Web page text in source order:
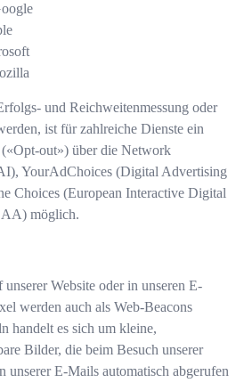
und Reichweitenmessung oder
ist für zahlreiche Dienste ein
out») über die Network
YourAdChoices (Digital Advertising
Choices (European Interactive Digital
möglich.
Website oder in unseren E-
werden auch als Web-Beacons
handelt es sich um kleine,
Bilder, die beim Besuch unserer
unserer E-Mails automatisch abgerufen